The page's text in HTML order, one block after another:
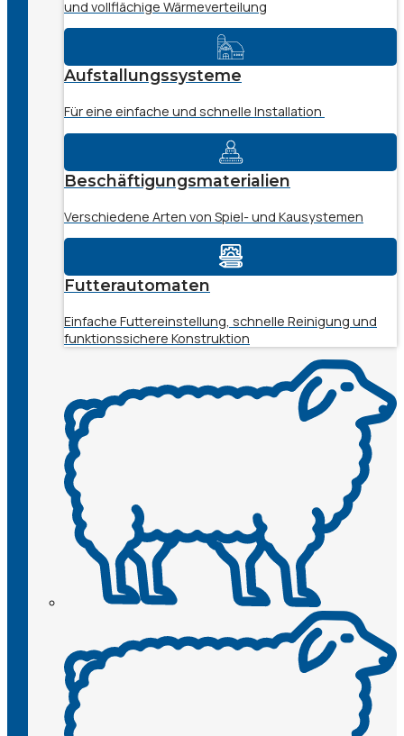
und vollflächige Wärmeverteilung
Aufstallungssysteme
Für eine einfache und schnelle Installation
Beschäftigungsmaterialien
Verschiedene Arten von Spiel- und Kausystemen
Futterautomaten
Einfache Futtereinstellung, schnelle Reinigung und
funktionssichere Konstruktion